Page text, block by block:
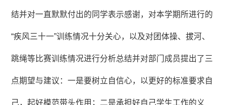
结并对一直默默付出的同学表示感谢，对本学期所进行的
“疾风三十一”训练情况十分关心，以及对团体操、拔河、
跳绳等比赛训练情况进行分析总结并对部门成员提出了三
点期望与建议：一是要树立自信心，以更好的标准要求自
己，起好模范带头作用；二是承担好自己学生工作的义